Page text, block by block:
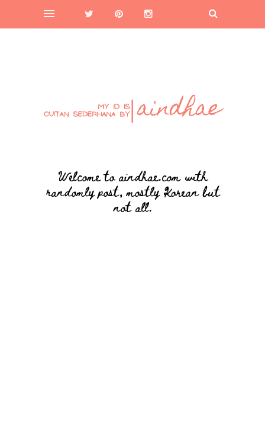
Welcome to aindhae.com with
randomly post, mostly Korean but
not all.